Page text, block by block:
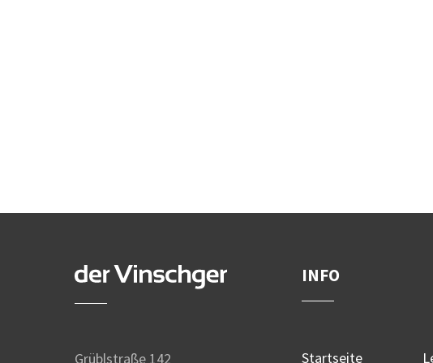
Grüblstraße 142
INFO
Startseite